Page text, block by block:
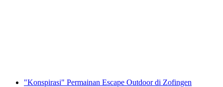
"Konspirasi" Permainan Escape Outdoor di Zofingen